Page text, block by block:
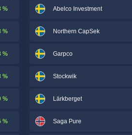
%
%
%
%
%
%
Abelco Investment
Northern CapSek
Garpco
Stockwik
Lärkberget
Saga Pure